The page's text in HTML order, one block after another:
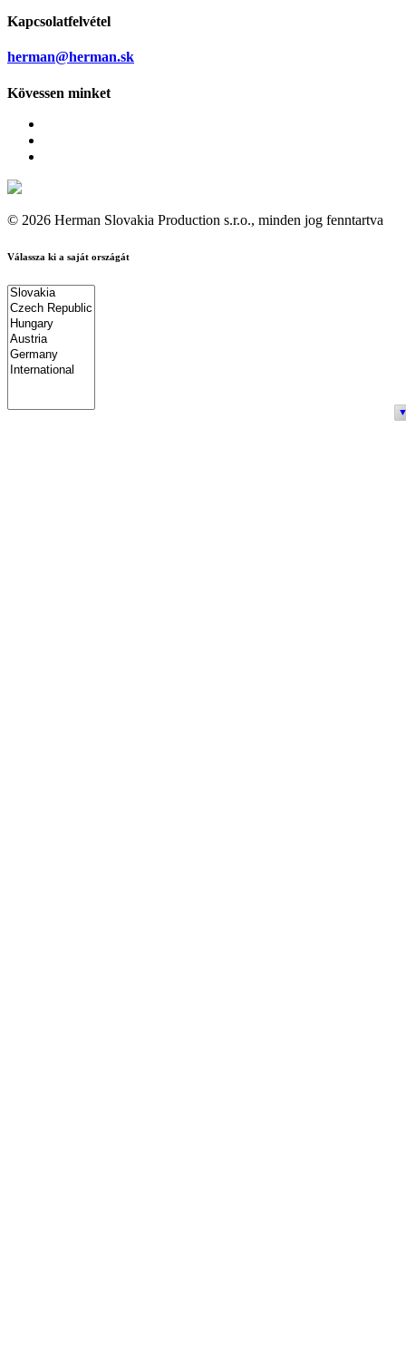
Kapcsolatfelvétel
herman@herman.sk
Kövessen minket
© 2026 Herman Slovakia Production s.r.o., minden jog fenntartva
Válassza ki a saját országát